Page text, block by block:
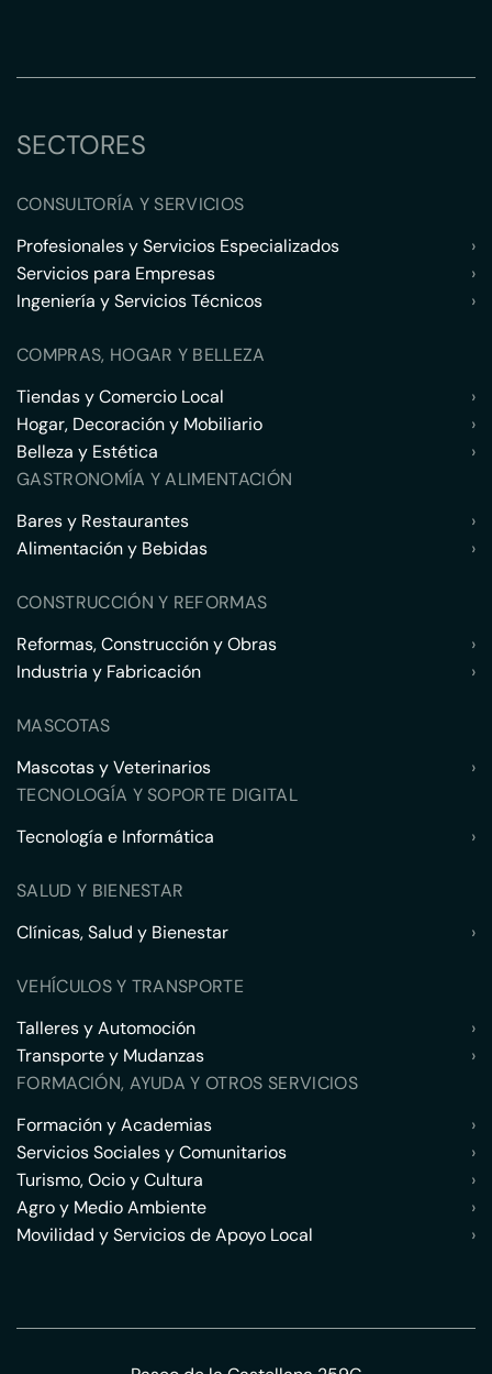
SECTORES
CONSULTORÍA Y SERVICIOS
Profesionales y Servicios Especializados
›
Servicios para Empresas
›
Ingeniería y Servicios Técnicos
›
COMPRAS, HOGAR Y BELLEZA
Tiendas y Comercio Local
›
Hogar, Decoración y Mobiliario
›
Belleza y Estética
›
GASTRONOMÍA Y ALIMENTACIÓN
Bares y Restaurantes
›
Alimentación y Bebidas
›
CONSTRUCCIÓN Y REFORMAS
Reformas, Construcción y Obras
›
Industria y Fabricación
›
MASCOTAS
Mascotas y Veterinarios
›
TECNOLOGÍA Y SOPORTE DIGITAL
Tecnología e Informática
›
SALUD Y BIENESTAR
Clínicas, Salud y Bienestar
›
VEHÍCULOS Y TRANSPORTE
Talleres y Automoción
›
Transporte y Mudanzas
›
FORMACIÓN, AYUDA Y OTROS SERVICIOS
Formación y Academias
›
Servicios Sociales y Comunitarios
›
Turismo, Ocio y Cultura
›
Agro y Medio Ambiente
›
Movilidad y Servicios de Apoyo Local
›